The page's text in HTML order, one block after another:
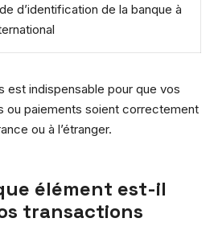
d’identification de la banque à
est indispensable pour que vos
ou paiements soient correctement
ou à l’étranger.
élément est-il
transactions